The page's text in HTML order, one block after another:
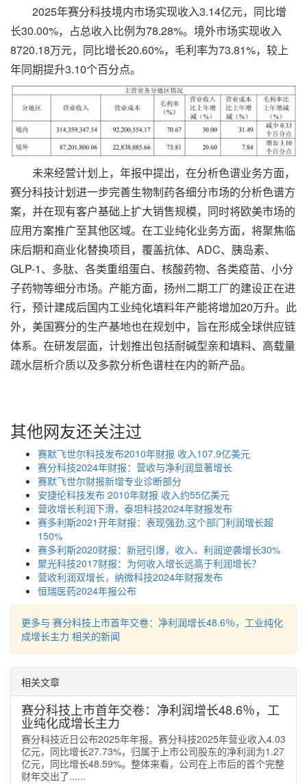
2025年赛分科技境内市场实现收入3.14亿元，同比增
长30.00%，占总收入比例为78.28%。境外市场实现收入
8720.18万元，同比增长20.60%，毛利率为73.81%，较上
年同期提升3.10个百分点。
未来经营计划上，年报中提出，在分析色谱业务方面，
赛分科技计划进一步完善生物制药各细分市场的分析色谱方
案，并在现有客户基础上扩大销售规模，同时将欧美市场的
应用方案推广至其他区域。在工业纯化业务方面，将聚焦临
床后期和商业化替换项目，覆盖抗体、ADC、胰岛素、
GLP-1、多肽、各类重组蛋白、核酸药物、各类疫苗、小分
子药物等细分市场。产能方面，扬州二期工厂的建设正在进
行，预计建成后国内工业纯化填料年产能将增加20万升。此
外，美国赛分的生产基地也在规划中，旨在形成全球供应链
体系。在研发层面，计划推出包括耐碱型亲和填料、高载量
疏水层析介质以及多款分析色谱柱在内的新产品。
其他网友还关注过
赛默飞世尔科技发布2010年财报 收入107.9亿美元
赛分科技2024年财报：营收与净利润显著增长
赛默飞世尔财报新增专业诊断部分
安捷伦科技发布 2010年财报 收入约55亿美元
营收增长利润下滑，泰坦科技2024年财报发布
赛多利斯2021开年财报：表现强劲,这个部门利润增长超
150%
赛多利斯2020财报：新冠引爆，收入、利润逆袭增长30%
聚光科技2017财报：为何收入增长远高于利润增长？
营收利润双增长，纳微科技2024年财报发布
恒瑞医药2024年报公布
更多与 赛分科技上市首年交卷：净利润增长48.6％，工业纯化
成增长主力 相关的新闻
相关文章
赛分科技上市首年交卷：净利润增长48.6％，工
业纯化成增长主力
赛分科技近日公布2025年年报。赛分科技2025年营业收入4.03
亿元，同比增长27.73%，归属于上市公司股东的净利润为1.27
亿元，同比增长48.59%。整体来看，公司在上市后的首个完整
财年交出了......